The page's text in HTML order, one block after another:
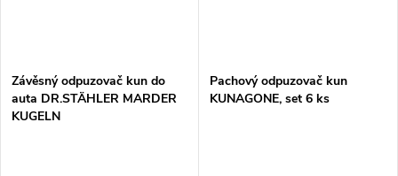
Závěsný odpuzovač kun do
auta DR.STÄHLER MARDER
KUGELN
Pachový odpuzovač kun
KUNAGONE, set 6 ks